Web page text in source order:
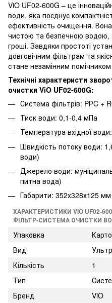
ViO UF02-600G – це
води, яка поєднує
ефективність очищення.
чистою та безпечною водою,
гроші. Завдяки простоті
довговічним фільтрам та
стане незамінним помічником
Технічні характеристи
очистки ViO UF02-600G:
Система фільтрів: PРC +
Тиск води: 0,1-0,4 мПа
Температура вхідної
Швидкість потоку води:
води)
Джерело води:
питна вода)
Габарити: 352х328х125 мм
ХАРАКТЕРИСТИКИ VIO UF02-
ФІЛЬТР-СИСТЕМА ОЧИСТКИ
Упаковка
Вид
Кількість
1
Тип
Бренд
ViO